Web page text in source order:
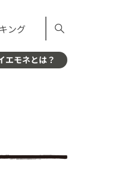
ング
エモネとは？